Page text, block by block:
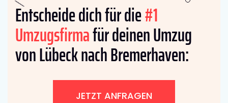
Entscheide dich für die#1
Umzugsfirmafür deinen Umzug
von Lübeck nach Bremer­haven:
JETZT ANFRAGEN